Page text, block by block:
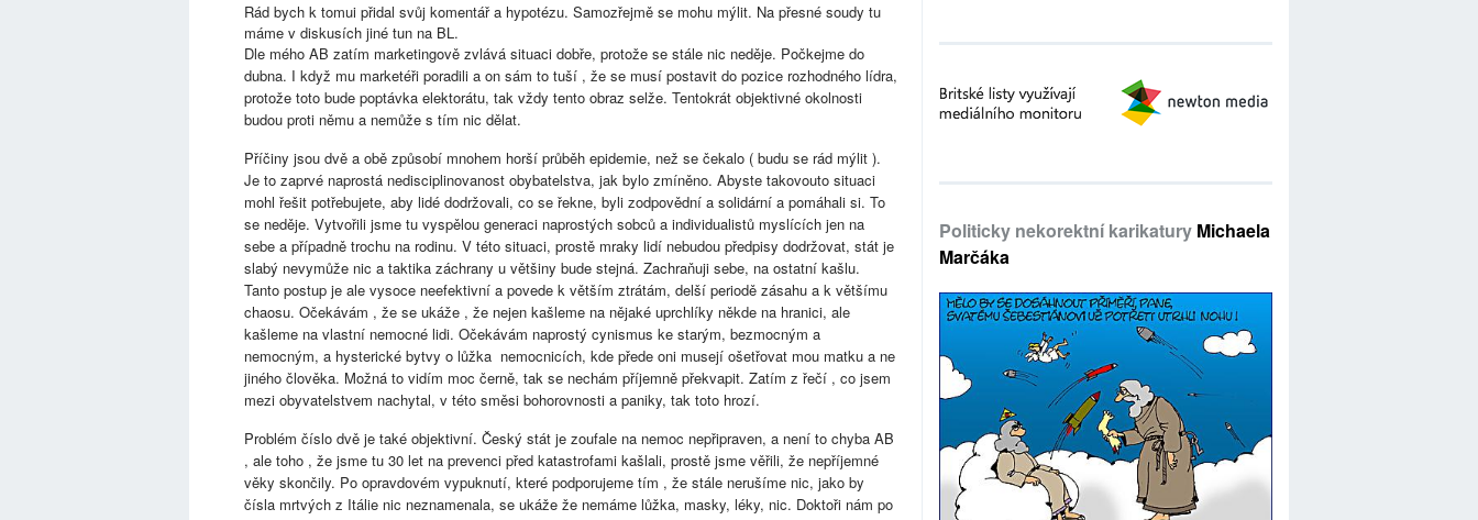
Rád bych k tomui přidal svůj komentář a hypotézu. Samozřejmě se mohu mýlit. Na přesné soudy tu
máme v diskusích jiné tun na BL.
Dle mého AB zatím marketingově zvlává situaci dobře, protože se stále nic neděje. Počkejme do
dubna. I když mu marketéři poradili a on sám to tuší , že se musí postavit do pozice rozhodného lídra,
protože toto bude poptávka elektorátu, tak vždy tento obraz selže. Tentokrát objektivné okolnosti
budou proti němu a nemůže s tím nic dělat.
Příčiny jsou dvě a obě způsobí mnohem horší průběh epidemie, než se čekalo ( budu se rád mýlit ).
Je to zaprvé naprostá nedisciplinovanost obybatelstva, jak bylo zmíněno. Abyste takovouto situaci
mohl řešit potřebujete, aby lidé dodržovali, co se řekne, byli zodpovědní a solidární a pomáhali si. To
se neděje. Vytvořili jsme tu vyspělou generaci naprostých sobců a individualistů myslících jen na
sebe a případně trochu na rodinu. V této situaci, prostě mraky lidí nebudou předpisy dodržovat, stát je
slabý nevymůže nic a taktika záchrany u většiny bude stejná. Zachraňuji sebe, na ostatní kašlu.
Tanto postup je ale vysoce neefektivní a povede k větším ztrátám, delší periodě zásahu a k většímu
chaosu. Očekávám , že se ukáže , že nejen kašleme na nějaké uprchlíky někde na hranici, ale
kašleme na vlastní nemocné lidi. Očekávám naprostý cynismus ke starým, bezmocným a
nemocným, a hysterické bytvy o lůžka nemocnicích, kde přede oni musejí ošetřovat mou matku a ne
jiného člověka. Možná to vidím moc černě, tak se nechám příjemně překvapit. Zatím z řečí , co jsem
mezi obyvatelstvem nachytal, v této směsi bohorovnosti a paniky, tak toto hrozí.
Problém číslo dvě je také objektivní. Český stát je zoufale na nemoc nepřipraven, a není to chyba AB
, ale toho , že jsme tu 30 let na prevenci před katastrofami kašlali, prostě jsme věřili, že nepříjemné
věky skončily. Po opravdovém vypuknutí, které podporujeme tím , že stále nerušíme nic, jako by
čísla mrtvých z Itálie nic neznamenala, se ukáže že nemáme lůžka, masky, léky, nic. Doktoři nám po
Politicky nekorektní karikatury Michaela
Marčáka